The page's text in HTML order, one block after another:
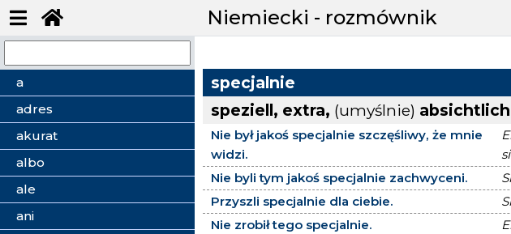
Niemiecki - rozmównik
a
adres
akurat
albo
ale
ani
specjalnie
speziell, extra, (umyślnie) absichtlich
Nie był jakoś specjalnie szczęśliwy, że mnie
widzi.
Nie byli tym jakoś specjalnie zachwyceni.
Przyszli specjalnie dla ciebie.
Nie zrobił tego specjalnie.